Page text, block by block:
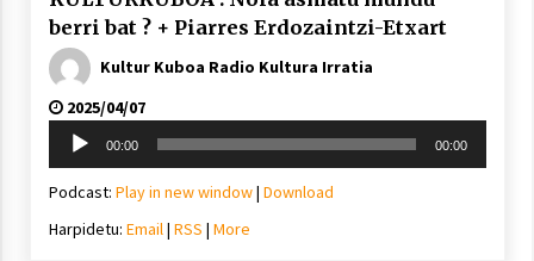
berri bat ? + Piarres Erdozaintzi-Etxart
Kultur Kuboa Radio Kultura Irratia
2025/04/07
Soinu
erreproduzigailua
00:00 00:00
Podcast: Play in new window| Download
Harpidetu: Email| RSS | More